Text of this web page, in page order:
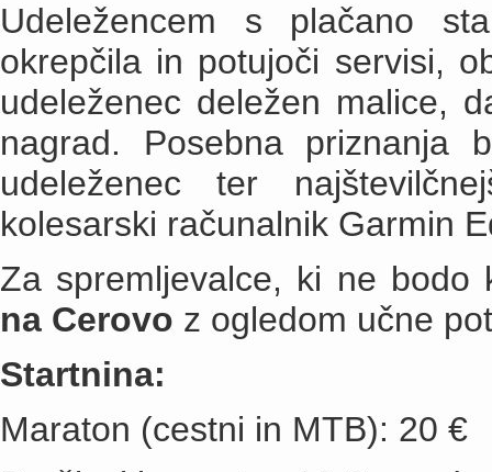
Udeležencem s plačano
okrepčila in potujoči servisi,
udeleženec deležen malice,
nagrad. Posebna priznanja
udeleženec ter
kolesarski računalnik Garmin
Za spremljevalce, ki ne
na Cerovo z ogledom učne
Startnina:
Maraton (cestni in MTB): 20 €